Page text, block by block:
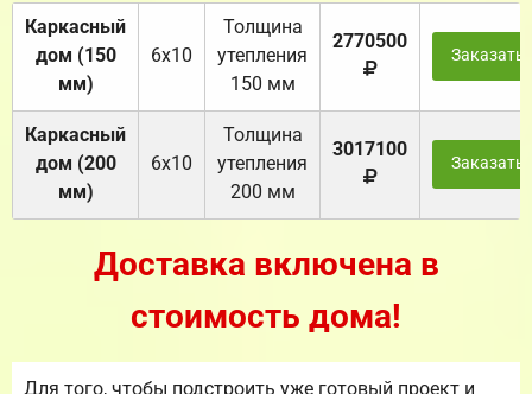
Каркасный
дом (150
мм)
6х10
Толщина
утепления
150 мм
2770500
Заказать
Каркасный
дом (200
мм)
6х10
Толщина
утепления
200 мм
3017100
Заказать
Доставка включена в
стоимость дома!
Для того, чтобы подстроить уже готовый проект и